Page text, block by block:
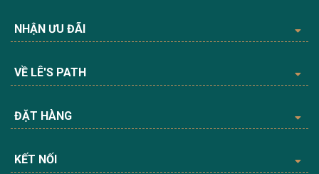
NHẬN ƯU ĐÃI
VỀ LÊ'S PATH
ĐẶT HÀNG
KẾT NỐI